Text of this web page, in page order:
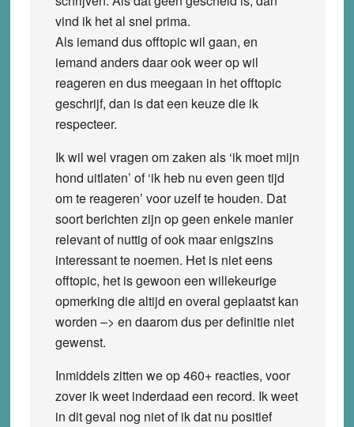
vind ik het al snel prima.
Als iemand dus offtopic wil gaan, en
iemand anders daar ook weer op wil
reageren en dus meegaan in het offtopic
geschrijf, dan is dat een keuze die ik
respecteer.
Ik wil wel vragen om zaken als ‘ik moet mijn
hond uitlaten’ of ‘ik heb nu even geen tijd
om te reageren’ voor uzelf te houden. Dat
soort berichten zijn op geen enkele manier
relevant of nuttig of ook maar enigszins
interessant te noemen. Het is niet eens
offtopic, het is gewoon een willekeurige
opmerking die altijd en overal geplaatst kan
worden –> en daarom dus per definitie niet
gewenst.
Inmiddels zitten we op 460+ reacties, voor
zover ik weet inderdaad een record. Ik weet
in dit geval nog niet of ik dat nu positief